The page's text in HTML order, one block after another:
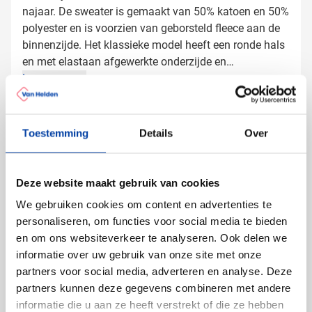
Toestemming Details Over
Deze website maakt gebruik van cookies
We gebruiken cookies om content en advertenties te
personaliseren, om functies voor social media te bieden
en om ons websiteverkeer te analyseren. Ook delen we
informatie over uw gebruik van onze site met onze
partners voor social media, adverteren en analyse. Deze
partners kunnen deze gegevens combineren met andere
informatie die u aan ze heeft verstrekt of die ze hebben
najaar. De sweater is gemaakt van 50% katoen en 50%
polyester en is voorzien van geborsteld fleece aan de
binnenzijde. Het klassieke model heeft een ronde hals
en met elastaan afgewerkte onderzijde en
manchetten.
Lees meer
Artikelnummer
12826
Gewicht
Grammage
260 gr/m²
Afmetingen
50.5 cm (b)